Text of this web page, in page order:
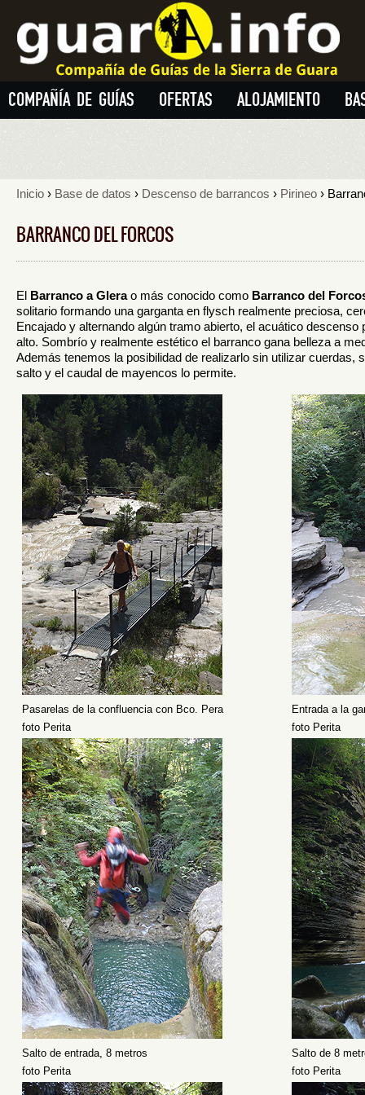
COMPAÑÍA DE GUÍAS OFERTAS ALOJAMIENTO
Inicio › Base de datos › Descenso de barrancos › Pirineo ›
BARRANCO DEL FORCOS
El Barranco a Glerao más conocido como Barranco del
solitario formando una garganta en flysch realmente preciosa,
Encajado y alternando algún tramo abierto, el acuático
alto. Sombrío y realmente estético el barranco gana belleza a
Además tenemos la posibilidad de realizarlo sin utilizar cuerdas,
salto y el caudal de mayencos lo permite.
Pasarelas de la confluencia con Bco. Pera
Entrada a la
foto Perita
foto Perita
Salto de entrada, 8 metros
Salto de 8
foto Perita
foto Perita